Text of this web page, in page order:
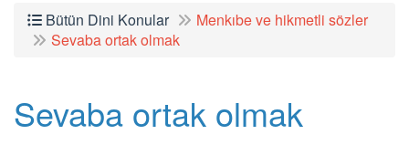
Bütün Dini Konular
Menkıbe ve hikmetli sözler
Sevaba ortak olmak
Sevaba ortak olmak